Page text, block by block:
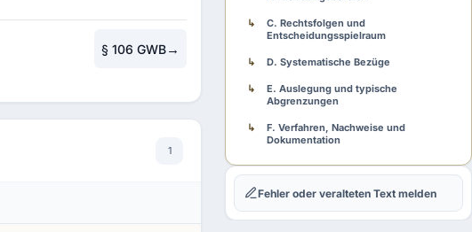
§ 106 GWB→
1
C. Rechtsfolgen und
Entscheidungsspielraum
D. Systematische Bezüge
E. Auslegung und typische
Abgrenzungen
F. Verfahren, Nachweise und
Dokumentation
G. Fehlerfolgen und Rechtsschutz
H. Praxisschema
Fehler oder veralteten Text melden